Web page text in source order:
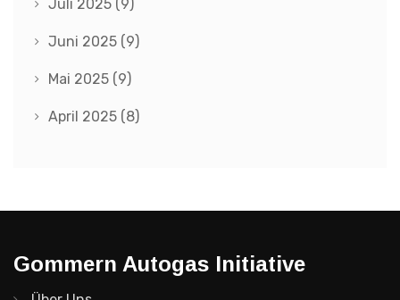
Juli 2025 (9)
Juni 2025 (9)
Mai 2025 (9)
April 2025 (8)
Gommern Autogas Initiative